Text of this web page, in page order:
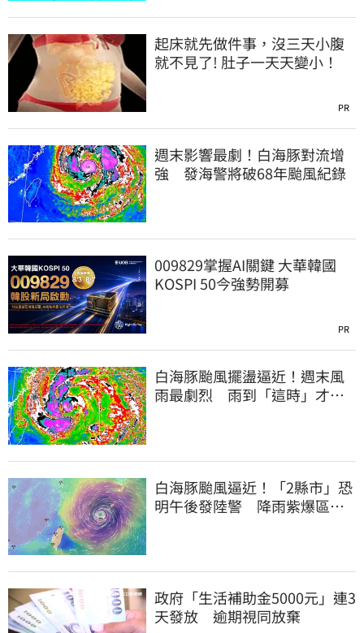
起床就先做件事，沒三天小腹
就不見了! 肚子一天天變小！
PR
週末影響最劇！白海豚對流增
強 發海警將破68年颱風紀錄
009829掌握AI關鍵 大華韓國
KOSPI 50今強勢開募
PR
白海豚颱風擺盪逼近！週末風
雨最劇烈 雨到「這時」才趨
白海豚颱風逼近！「2縣市」恐
明午後發陸警 降雨紫爆區域
政府「生活補助金5000元」連3
天發放 逾期視同放棄